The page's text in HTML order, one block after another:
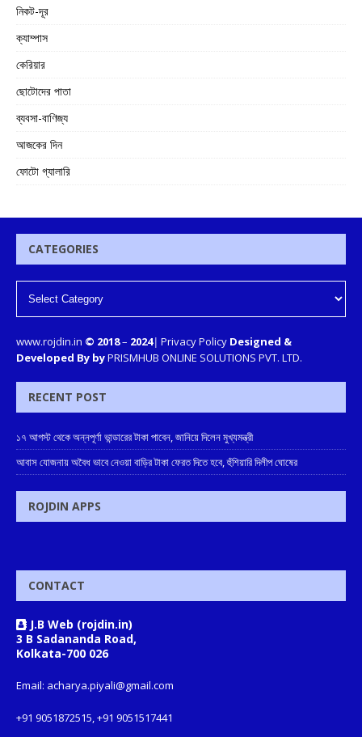
নিকট-দূর
ক্যাম্পাস
কেরিয়ার
ছোটোদের পাতা
ব্যবসা-বাণিজ্য
আজকের দিন
ফোটো গ্যালারি
CATEGORIES
www.rojdin.in © 2018– 2024| Privacy Policy Designed &
Developed By byPRISMHUB ONLINE SOLUTIONS PVT. LTD.
RECENT POST
১৭ আগস্ট থেকে অন্নপূর্ণা ভান্ডারের টাকা পাবেন, জানিয়ে দিলেন মুখ্যমন্ত্রী
আবাস যোজনায় অবৈধ ভাবে নেওয়া বাড়ির টাকা ফেরত দিতে হবে, হুঁশিয়ারি দিলীপ ঘোষের
ROJDIN APPS
CONTACT
J.B Web (rojdin.in)
3 B Sadananda Road,
Kolkata-700 026
Email: acharya.piyali@gmail.com
+91 9051872515, +91 9051517441